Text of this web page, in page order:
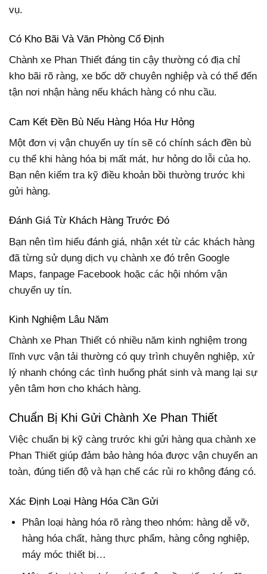
vụ.
Có Kho Bãi Và Văn Phòng Cố Định
Chành xe Phan Thiết đáng tin cậy thường có địa chỉ
kho bãi rõ ràng, xe bốc dỡ chuyên nghiệp và có thể đến
tận nơi nhận hàng nếu khách hàng có nhu cầu.
Cam Kết Đền Bù Nếu Hàng Hóa Hư Hỏng
Một đơn vị vận chuyển uy tín sẽ có chính sách đền bù
cụ thể khi hàng hóa bị mất mát, hư hỏng do lỗi của họ.
Bạn nên kiểm tra kỹ điều khoản bồi thường trước khi
gửi hàng.
Đánh Giá Từ Khách Hàng Trước Đó
Bạn nên tìm hiểu đánh giá, nhận xét từ các khách hàng
đã từng sử dụng dịch vụ chành xe đó trên Google
Maps, fanpage Facebook hoặc các hội nhóm vận
chuyển uy tín.
Kinh Nghiệm Lâu Năm
Chành xe Phan Thiết có nhiều năm kinh nghiệm trong
lĩnh vực vận tải thường có quy trình chuyên nghiệp, xử
lý nhanh chóng các tình huống phát sinh và mang lại sự
yên tâm hơn cho khách hàng.
Chuẩn Bị Khi Gửi Chành Xe Phan Thiết
Việc chuẩn bị kỹ càng trước khi gửi hàng qua chành xe
Phan Thiết giúp đảm bảo hàng hóa được vận chuyển an
toàn, đúng tiến độ và hạn chế các rủi ro không đáng có.
Xác Định Loại Hàng Hóa Cần Gửi
Phân loại hàng hóarõ ràng theo nhóm: hàng dễ vỡ,
hàng hóa chất, hàng thực phẩm, hàng công nghiệp,
máy móc thiết bị…